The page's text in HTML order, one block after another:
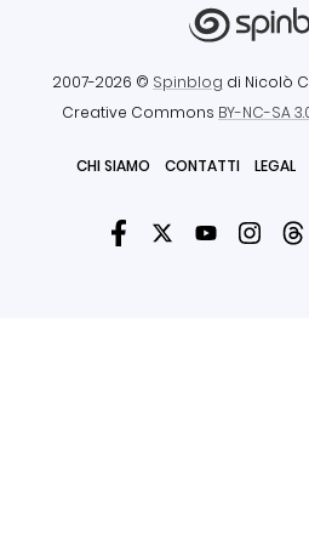
2007-2026 © Spinblog di Nicolò
Creative Commons BY-NC-SA
CHI SIAMO CONTATTI LEGAL